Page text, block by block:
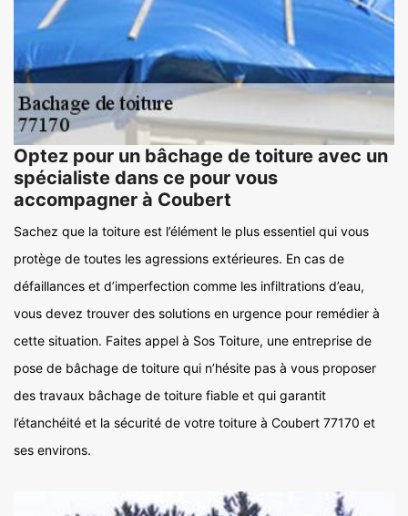
Optez pour un bâchage de toiture avec un
spécialiste dans ce pour vous
accompagner à Coubert
Sachez que la toiture est l’élément le plus essentiel qui vous
protège de toutes les agressions extérieures. En cas de
défaillances et d’imperfection comme les infiltrations d’eau,
vous devez trouver des solutions en urgence pour remédier à
cette situation. Faites appel à Sos Toiture, une entreprise de
pose de bâchage de toiture qui n’hésite pas à vous proposer
des travaux bâchage de toiture fiable et qui garantit
l’étanchéité et la sécurité de votre toiture à Coubert 77170 et
ses environs.